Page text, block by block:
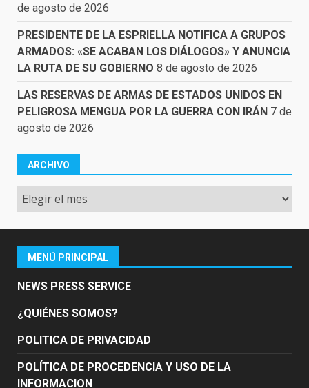
de agosto de 2026
PRESIDENTE DE LA ESPRIELLA NOTIFICA A GRUPOS
ARMADOS: «SE ACABAN LOS DIÁLOGOS» Y ANUNCIA
LA RUTA DE SU GOBIERNO 8 de agosto de 2026
LAS RESERVAS DE ARMAS DE ESTADOS UNIDOS EN
PELIGROSA MENGUA POR LA GUERRA CON IRÁN 7 de
agosto de 2026
ARCHIVO
Archivo
MENÚ PRINCIPAL
NEWS PRESS SERVICE
¿QUIÉNES SOMOS?
POLITICA DE PRIVACIDAD
POLÍTICA DE PROCEDENCIA Y USO DE LA
INFORMACION